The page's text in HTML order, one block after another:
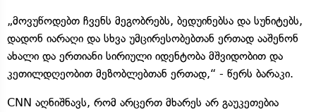
„მოვუწოდებთ ჩვენს მეგობრებს, ბედუინებსა და სუნიტებს,
დადონ იარაღი და სხვა უმცირესობებთან ერთად ააშენონ
ახალი და ერთიანი სირიული იდენტობა მშვიდობით და
კეთილდღეობით მეზობლებთან ერთად,“ - წერს ბარაკი.
CNN აღნიშნავს, რომ არცერთ მხარეს არ გაუკეთებია